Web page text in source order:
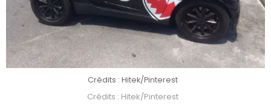
Crédits : Hitek/Pinterest
Crédits : Hitek/Pinterest